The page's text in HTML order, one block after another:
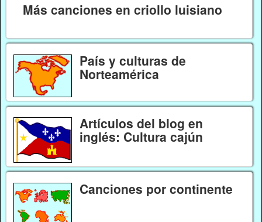
Más canciones en criollo luisiano
País y culturas de
Norteamérica
Artículos del blog en
inglés: Cultura cajún
Canciones por continente